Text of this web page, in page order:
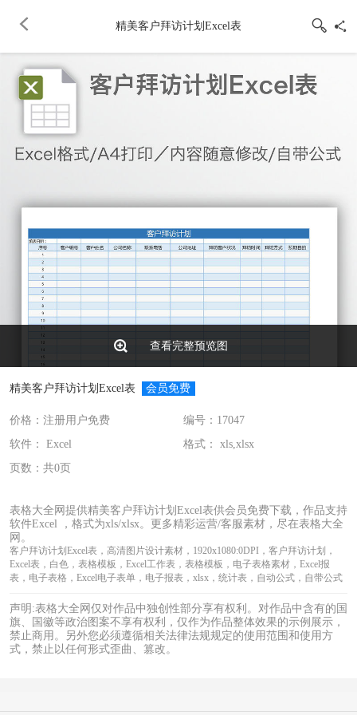
精美客户拜访计划Excel表
查看完整预览图
精美客户拜访计划Excel表 会员免费
价格：注册用户免费
编号：17047
软件： Excel
格式： xls,xlsx
页数：共0页
表格大全网提供精美客户拜访计划Excel表供会员免费下载，作品支持
软件Excel ，格式为xls/xlsx。更多精彩运营/客服素材，尽在表格大全
网。
客户拜访计划Excel表，高清图片设计素材，1920x1080:0DPI，客户拜访计划，
Excel表，白色，表格模板，Excel工作表，表格模板，电子表格素材，Excel报
表，电子表格，Excel电子表单，电子报表，xlsx，统计表，自动公式，自带公式
声明:表格大全网仅对作品中独创性部分享有权利。对作品中含有的国
旗、国徽等政治图案不享有权利，仅作为作品整体效果的示例展示，
禁止商用。另外您必须遵循相关法律法规规定的使用范围和使用方
式，禁止以任何形式歪曲、篡改。